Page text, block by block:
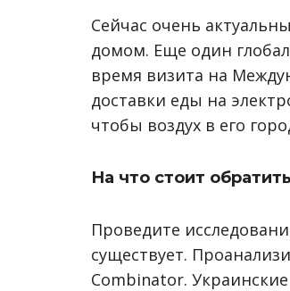
Сейчас очень
домом. Еще один
время визита на
доставки еды на
чтобы воздух в его
На что стоит
Проведите
существует.
Combinator.